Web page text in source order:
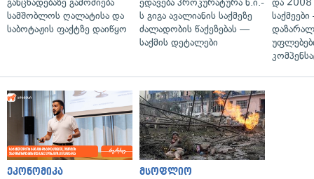
განცხადებაზე გამოძიება
სამშობლოს ღალატისა და
საბოტაჟის ფაქტზე დაიწყო
ედავება პროკურატურა ნ.ი.-
ს გიგა ავალიანის საქმეზე
ძალადობის წაქეზებას —
საქმის დეტალები
და 2008
ეკონომიკა მსოფლიო